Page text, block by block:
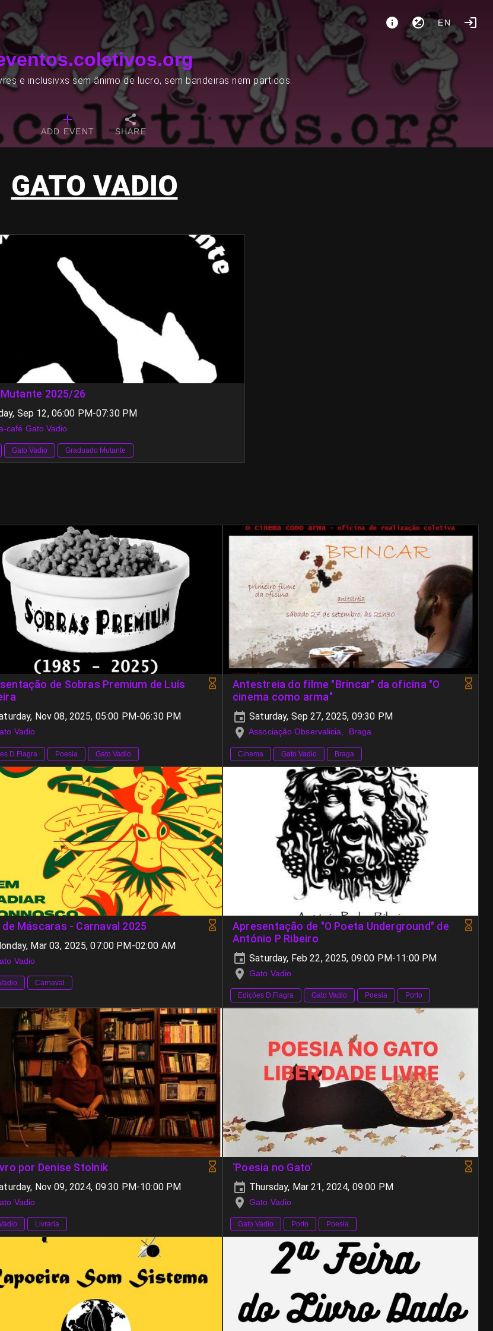
EN
e inclusivxs sem ânimo de lucro, sem bandeiras nem partidos.
ADD EVENT SHARE
GATO VADIO
2025/26
Sep 12, 06:00 PM-07:30 PM
café Gato Vadio
Gato Vadio Graduado Mutante
de Sobras Premium de Luís
Nov 08, 2025, 05:00 PM-06:30 PM
Vadio
D.Flagra Poesia Gato Vadio
Antestreia do filme "Brincar" da oficina "O
cinema como arma"
Saturday, Sep 27, 2025, 09:30 PM
Associação Observalicia, Braga
Cinema Gato Vadio Braga
de Máscaras - Carnaval 2025
Mar 03, 2025, 07:00 PM-02:00 AM
Vadio
Carnaval
Apresentação de "O Poeta Underground" de
António P Ribeiro
Saturday, Feb 22, 2025, 09:00 PM-11:00 PM
Gato Vadio
Edições D.Flagra Gato Vadio Poesia Porto
por Denise Stolnik
Nov 09, 2024, 09:30 PM-10:00 PM
Vadio
Livraria
‘Poesia no Gato’
Thursday, Mar 21, 2024, 09:00 PM
Gato Vadio
Gato Vadio Porto Poesia